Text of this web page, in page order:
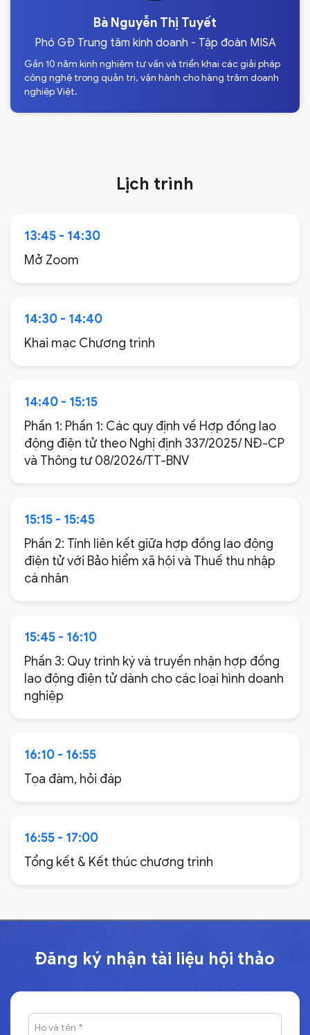
Bà Nguyễn Thị Tuyết
Phó GĐ Trung tâm kinh doanh - Tập đoàn MISA
Gần 10 năm kinh nghiệm tư vấn và triển khai các giải pháp
công nghệ trong quản trị, vận hành cho hàng trăm doanh
nghiệp Việt.
Lịch trình
13:45 - 14:30
Mở Zoom
14:30 - 14:40
Khai mạc Chương trình
14:40 - 15:15
Phần 1: Phần 1: Các quy định về Hợp đồng lao
động điện tử theo Nghị định 337/2025/ NĐ-CP
và Thông tư 08/2026/TT-BNV
15:15 - 15:45
Phần 2: Tính liên kết giữa hợp đồng lao động
điện tử với Bảo hiểm xã hội và Thuế thu nhập
cá nhân
15:45 - 16:10
Phần 3: Quy trình ký và truyền nhận hợp đồng
lao động điện tử dành cho các loại hình doanh
nghiệp
16:10 - 16:55
Tọa đàm, hỏi đáp
16:55 - 17:00
Tổng kết & Kết thúc chương trình
Đăng ký nhận tài liệu hội thảo